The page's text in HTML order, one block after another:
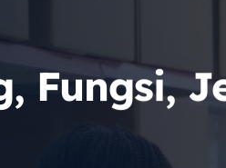
Fungsi,